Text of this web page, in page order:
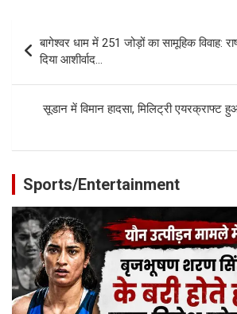
Post
navigation
बागेश्वर धाम में 251 जोड़ों का सामूहिक विवाह:
दिया आशीर्वाद…
सूडान में विमान हादसा, मिलिट्री एयरक्राफ्ट
Sports/Entertainment